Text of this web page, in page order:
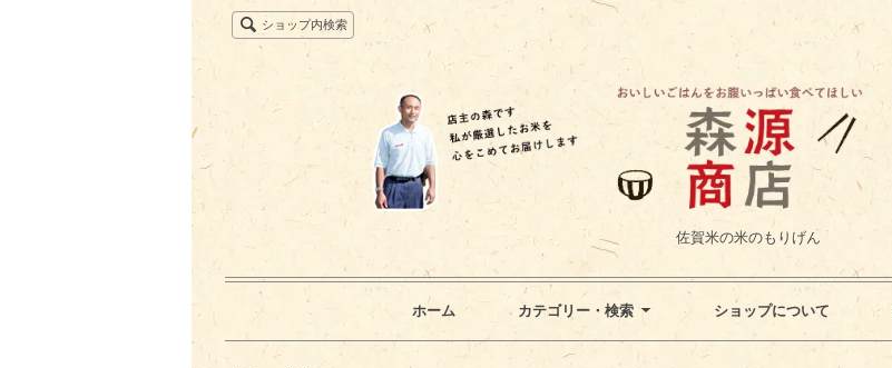
ショップ内検索
佐賀米の米のもりげん
ホーム カテゴリー・検索 ショップについて